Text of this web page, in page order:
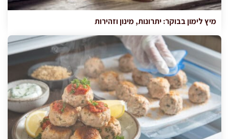
מיץ לימון בבוקר: יתרונות, מינון וזהירות